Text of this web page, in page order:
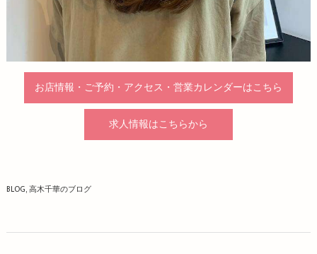
お店情報・ご予約・アクセス・営業カレンダーはこちら
求人情報はこちらから
BLOG 高木千華のブログ